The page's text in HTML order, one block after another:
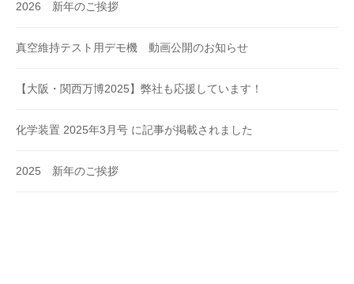
2026 新年のご挨拶
真空維持テスト用デモ機 動画公開のお知らせ
【大阪・関西万博2025】弊社も応援しています！
化学装置 2025年3月号 に記事が掲載されました
2025 新年のご挨拶